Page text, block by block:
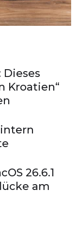
Dieses
Kroatien“
intern
26.6.1
am